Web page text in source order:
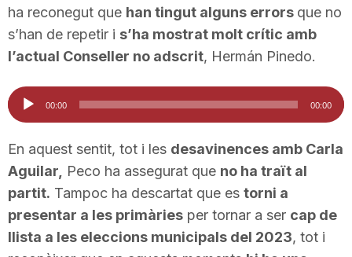
o
n
ha reconegut que han tingut alguns errors que no
s’han de repetir i s’ha mostrat molt crític amb
l’actual Conseller no adscrit, Hermán Pinedo.
Reproductor
d'àudio
00:00 00:00
En aquest sentit, tot i les desavinences amb Carla
Aguilar, Peco ha assegurat que no ha traït al
partit. Tampoc ha descartat que es torni a
presentar a les primàries per tornar a ser cap de
llista a les eleccions municipals del 2023, tot i